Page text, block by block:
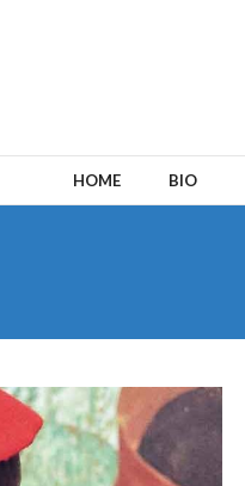
HOME BIO